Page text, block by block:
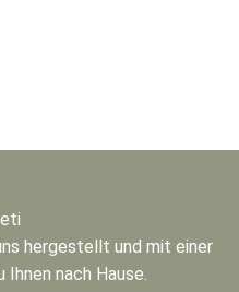
hergestellt und mit einer
nach Hause.